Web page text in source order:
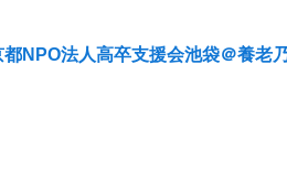
NPO法人高卒支援会池袋＠養老